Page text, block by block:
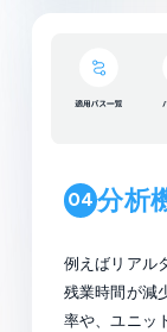
04 分析
例えばリアル
残業時間が減
率や、ユニッ